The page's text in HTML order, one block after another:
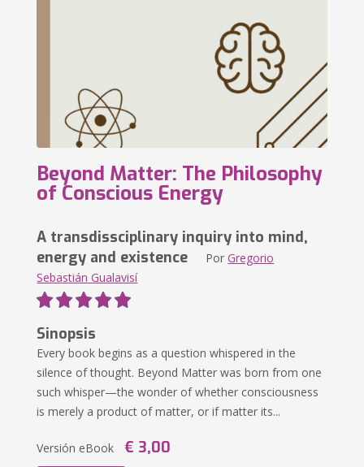
Beyond Matter: The Philosophy
of Conscious Energy
A transdissciplinary inquiry into mind,
energy and existence PorGregorio
Sebastián Gualavisí
Sinopsis
Every book begins as a question whispered in the
silence of thought. Beyond Matter was born from one
such whisper—the wonder of whether consciousness
is merely a product of matter, or if matter its...
Versión eBook € 3,00